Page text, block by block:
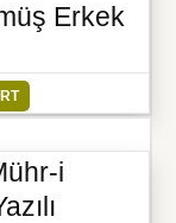
Erkek
i